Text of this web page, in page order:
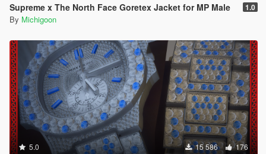
Supreme x The North Face Goretex Jacket for MP Male 1.0
By Michigoon
5.0 15 586 176